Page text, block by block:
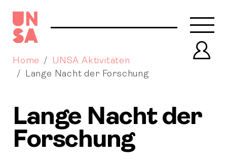
Home
UNSA Aktivitäten
Lange Nacht der Forschung
Lange Nacht der
Forschung